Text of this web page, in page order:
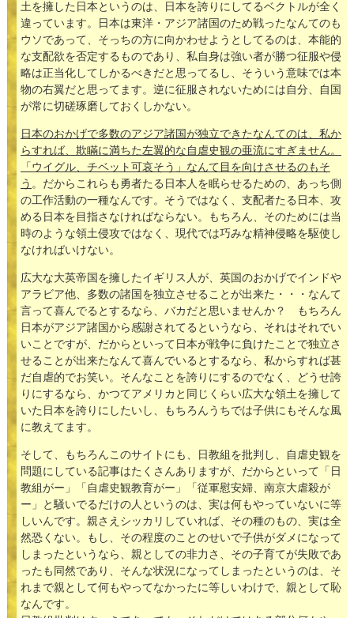
土を擁した日本というのは、日本を誇りにしてるベクトルが全く
違っています。日本は東洋・アジア諸国のため戦ったなんてのも
ウソであって、そっちの方に向かわせようとしてるのは、本能的
な支配欲を否定するものであり、私自身は強い者が勝つ征服や侵
略は正当化してしかるべきだと思ってるし、そういう意味では本
物の右翼だと思ってます。逆に征服されないためには自分、自国
が常に切磋琢磨しておくしかない。
日本のおかげで多数のアジア諸国が独立できたなんてのは、私か
らすれば、欺瞞に満ちた左翼的な自虐史観の亜流にすぎません。
「ウイグル、チベット可哀そう」なんて目を向けさせるのもそ
う 。だからこれらも勇者たる日本人を眠らせるための、あっち側
の工作活動の一種なんです。そうではなく、支配者たる日本、攻
める日本を目指さなければならない。もちろん、そのためには当
時のような領土侵攻ではなく、現代では巧みな精神侵略を駆使し
なければいけない。
広大な大英帝国を擁したイギリス人が、英国のおかげでインドや
アラビア他、多数の諸国を独立させることが出来た・・・なんて
言って喜んでるとするなら、バカだと思いませんか？ もちろん
日本がアジア諸国から感謝されてるというなら、それはそれでい
いことですが、だからといって日本が戦争に負けたことで独立さ
せることが出来たなんて喜んでいるとするなら、私からすれば甚
だ自虐的でお笑い。そんなことを誇りにするのでなく、どうせ誇
りにするなら、かつてアメリカと同じくらい広大な領土を擁して
いた日本を誇りにしたいし、もちろんうちでは子供にもそんな風
に教えてます。
そして、もちろんこのサイトにも、日教組を批判し、自虐史観を
問題にしている記事はたくさんありますが、だからといって「日
教組がー」「自虐史観教育がー」「従軍慰安婦、南京大虐殺が
ー」と騒いでるだけの人というのは、実は何もやっていないに等
しいんです。親さえシッカリしていれば、その種のもの、実は全
然恐くない。もし、その程度のことのせいで子供がダメになって
しまったというなら、親としての非力さ、その子育てが失敗であ
ったも同然であり、そんな状況になってしまったというのは、そ
れまで親として何もやってなかったに等しいわけで、親として恥
なんです。